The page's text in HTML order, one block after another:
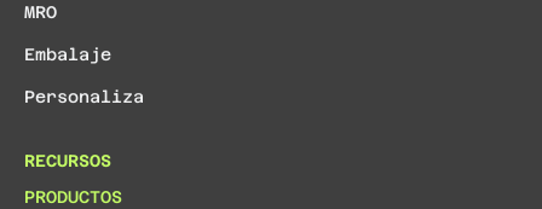
MRO
Embalaje
Personaliza
RECURSOS
PRODUCTOS